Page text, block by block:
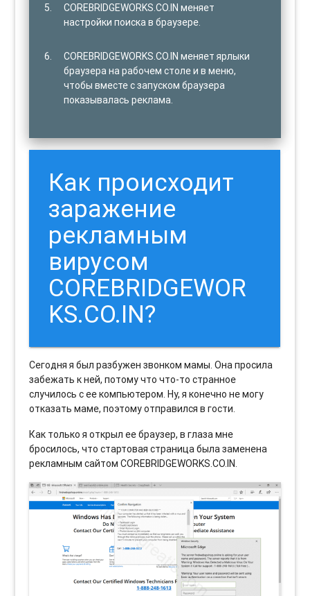
COREBRIDGEWORKS.CO.IN меняет
настройки поиска в браузере.
COREBRIDGEWORKS.CO.IN меняет ярлыки
браузера на рабочем столе и в меню,
чтобы вместе с запуском браузера
показывалась реклама.
Как происходит
заражение
рекламным
вирусом
COREBRIDGEWOR
KS.CO.IN?
Сегодня я был разбужен звонком мамы. Она просила
забежать к ней, потому что что-то странное
случилось с ее компьютером. Ну, я конечно не могу
отказать маме, поэтому отправился в гости.
Как только я открыл ее браузер, в глаза мне
бросилось, что стартовая страница была заменена
рекламным сайтом COREBRIDGEWORKS.CO.IN.